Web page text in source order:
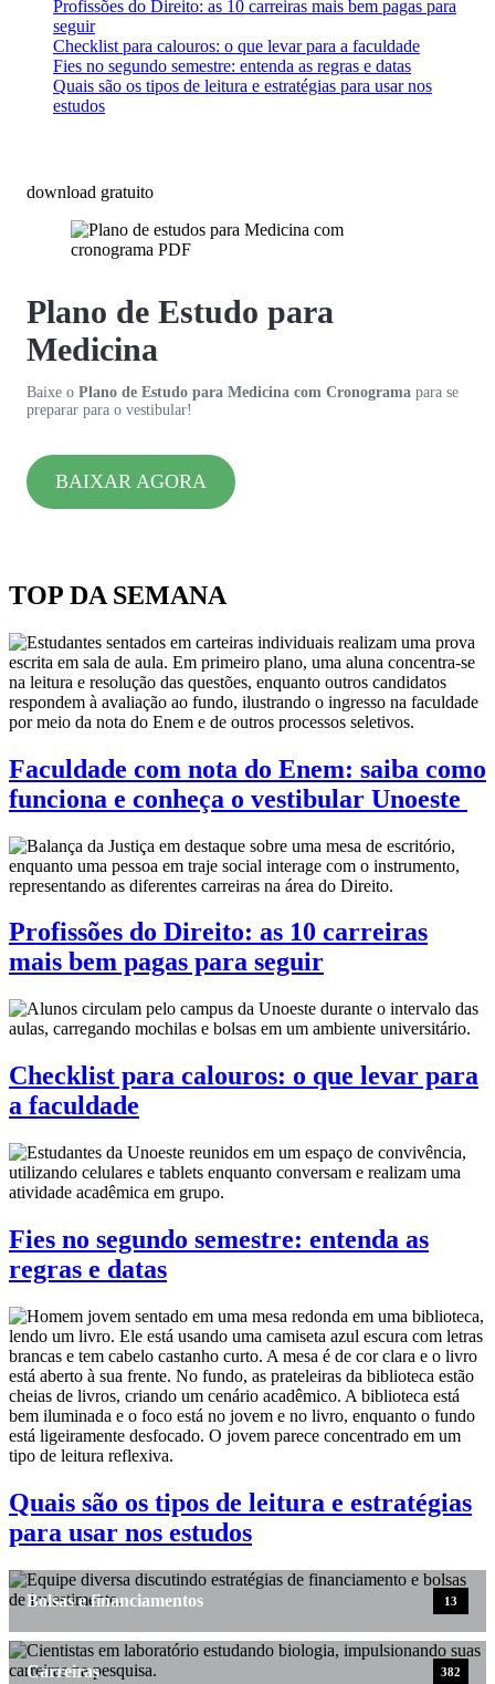
Profissões do Direito: as 10 carreiras mais bem pagas para
seguir
Checklist para calouros: o que levar para a faculdade
Fies no segundo semestre: entenda as regras e datas
Quais são os tipos de leitura e estratégias para usar nos
estudos
download gratuito
Plano de Estudo para
Medicina
Baixe o Plano de Estudo para Medicina com Cronograma para se
preparar para o vestibular!
BAIXAR AGORA
TOP DA SEMANA
Faculdade com nota do Enem: saiba como
funciona e conheça o vestibular Unoeste
Profissões do Direito: as 10 carreiras
mais bem pagas para seguir
Checklist para calouros: o que levar para
a faculdade
Fies no segundo semestre: entenda as
regras e datas
Quais são os tipos de leitura e estratégias
para usar nos estudos
Bolsas e financiamentos 13
Carreiras 382